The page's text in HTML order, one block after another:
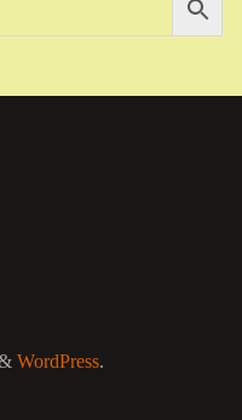
WordPress.